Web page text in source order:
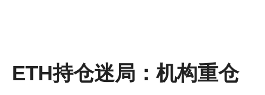
ETH持仓迷局：机构重仓